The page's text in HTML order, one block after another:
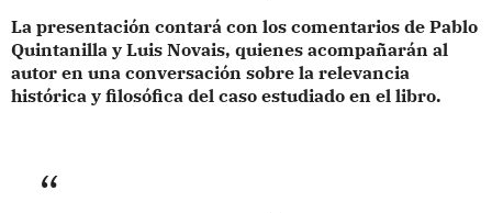
La presentación contará con los comentarios de Pablo
Quintanilla y Luis Novais, quienes acompañarán al
autor en una conversación sobre la relevancia
histórica y filosófica del caso estudiado en el libro.